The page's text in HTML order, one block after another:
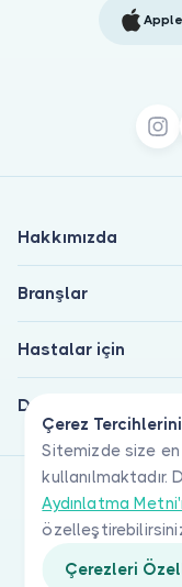
Çerez
Sitemizde size
kullanılmaktadır.
Aydınlatma
Çerezleri
Hakkımızda
Branşlar
Hastalar için
Doktorlar için